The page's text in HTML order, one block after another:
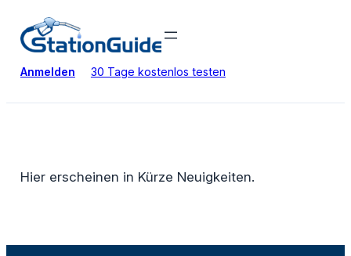
Inhalt
Anmelden 30 Tage kostenlos testen
Hier erscheinen in Kürze Neuigkeiten.